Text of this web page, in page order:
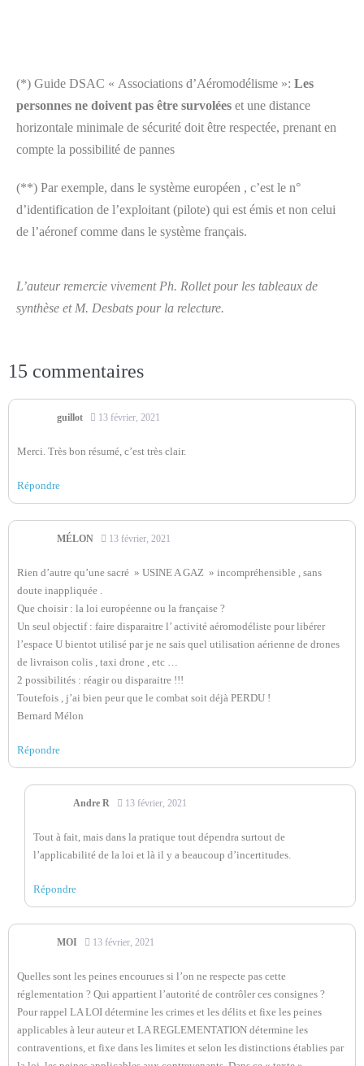
(*) Guide DSAC « Associations d’Aéromodélisme »: Les
personnes ne doivent pas être survolées et une distance
horizontale minimale de sécurité doit être respectée, prenant en
compte la possibilité de pannes
(**) Par exemple, dans le système européen , c’est le n°
d’identification de l’exploitant (pilote) qui est émis et non celui
de l’aéronef comme dans le système français.
L’auteur remercie vivement Ph. Rollet pour les tableaux de
synthèse et M. Desbats pour la relecture.
15 commentaires
guillot 13 février, 2021
Merci. Très bon résumé, c’est très clair.
Répondre
MÉLON 13 février, 2021
Rien d’autre qu’une sacré » USINE A GAZ » incompréhensible , sans
doute inappliquée .
Que choisir : la loi européenne ou la française ?
Un seul objectif : faire disparaitre l’ activité aéromodéliste pour libérer
l’espace U bientot utilisé par je ne sais quel utilisation aérienne de drones
de livraison colis , taxi drone , etc …
2 possibilités : réagir ou disparaitre !!!
Toutefois , j’ai bien peur que le combat soit déjà PERDU !
Bernard Mélon
Répondre
Andre R 13 février, 2021
Tout à fait, mais dans la pratique tout dépendra surtout de
l’applicabilité de la loi et là il y a beaucoup d’incertitudes.
Répondre
MOI 13 février, 2021
Quelles sont les peines encourues si l’on ne respecte pas cette
réglementation ? Qui appartient l’autorité de contrôler ces consignes ?
Pour rappel LA LOI détermine les crimes et les délits et fixe les peines
applicables à leur auteur et LA REGLEMENTATION détermine les
contraventions, et fixe dans les limites et selon les distinctions établies par